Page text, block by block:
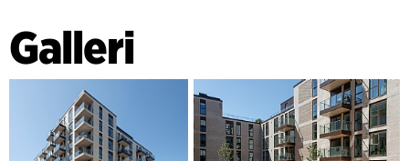
Bebyggelsens gårdrum indrettes som fælles opholdsareal,
mens der langs bebyggelsens gårdfacader er private
terrasser for stueetagens lejligheder. Terrasserne skærmes
med beplantning og hække, som skaber en gradueret
overgang fra det fælles gårdrum til de private
opholdsarealer. Facaden er i tegl og tager udgangspunkt i
Galleri